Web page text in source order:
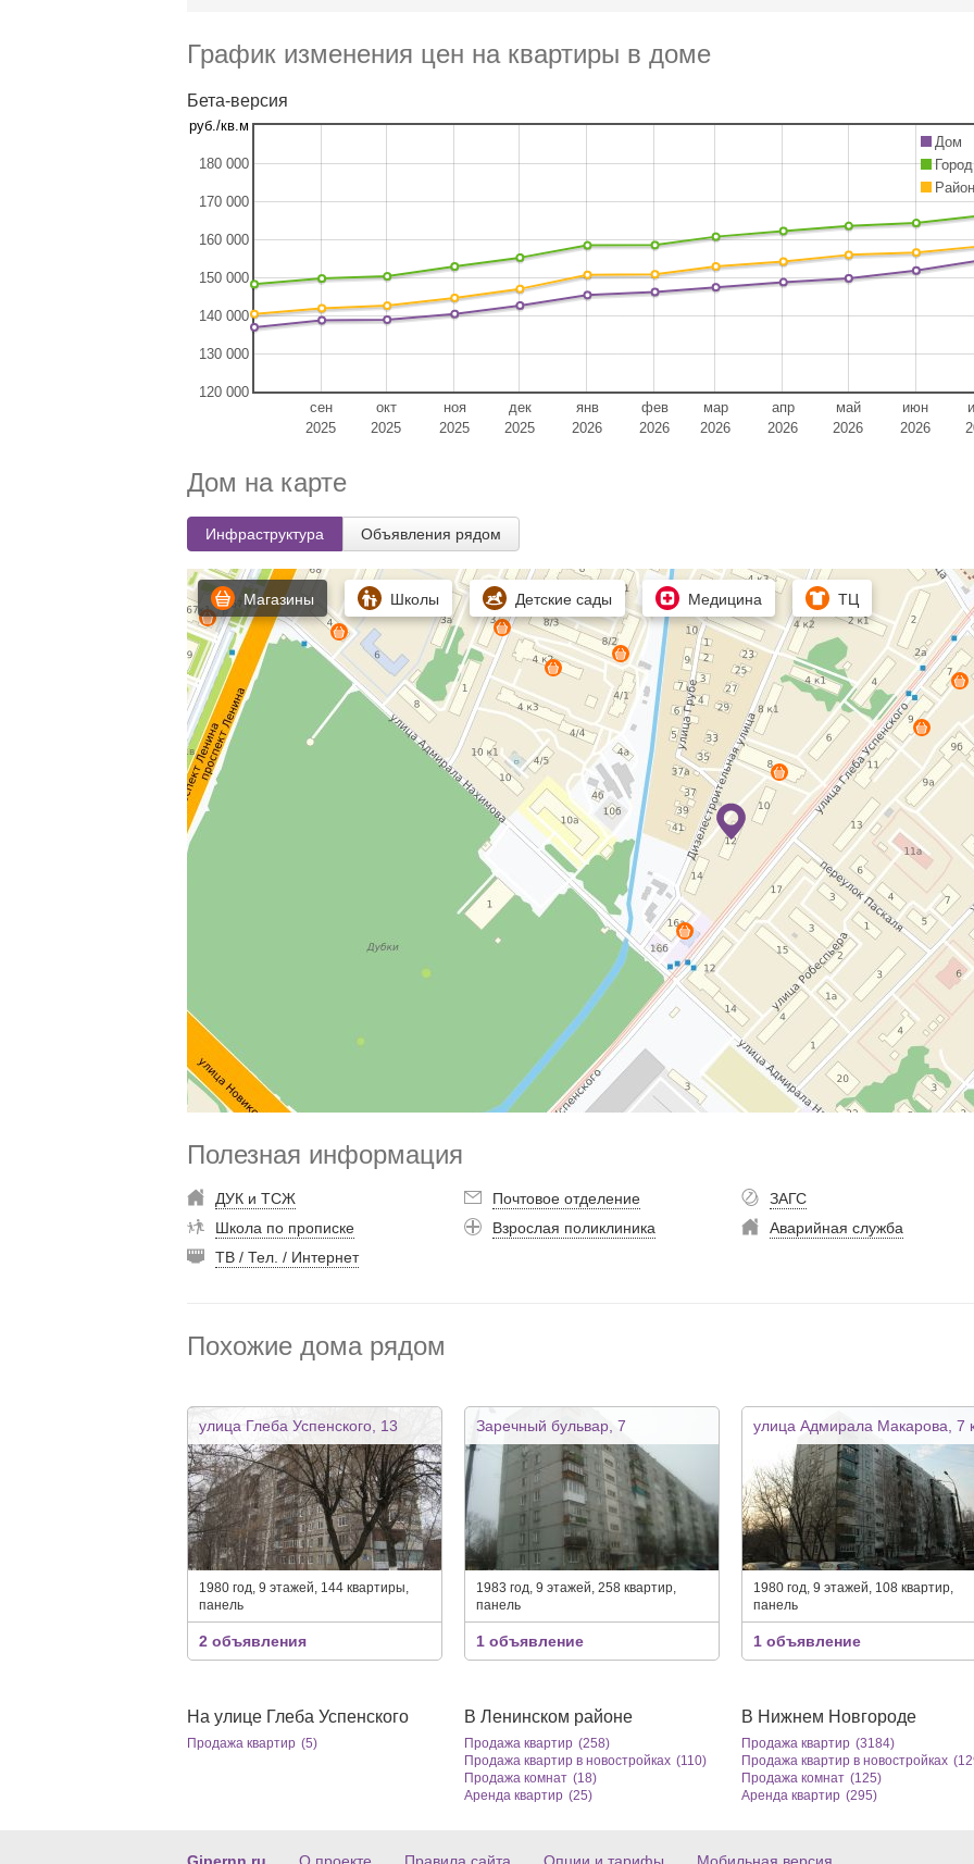
График изменения цен на квартиры в доме
Бета-версия
сен
2025
окт
2025
ноя
2025
дек
2025
янв
2026
фев
2026
мар
2026
апр
2026
май
2026
июн
2026
120 000
130 000
140 000
150 000
160 000
170 000
180 000
руб./кв.м
Дом
Город
Район
Дом на карте
Инфраструктура Объявления рядом
Магазины Школы Детские сады Медицина ТЦ
Полезная информация
ДУК и ТСЖ Почтовое отделение
ЗАГС
Школа по прописке
Взрослая поликлиника
Аварийная служба
ТВ / Тел. / Интернет
Похожие дома рядом
улица Глеба Успенского, 13
1980 год, 9 этажей, 144 квартиры,
панель
2 объявления
Заречный бульвар, 7
1983 год, 9 этажей, 258 квартир,
панель
1 объявление
улица Адмирала Макарова, 7
1980 год, 9 этажей, 108 квартир,
панель
1 объявление
На улице Глеба Успенского
Продажа квартир (5)
В Ленинском районе
Продажа квартир (258)
Продажа квартир в новостройках (110)
Продажа комнат (18)
Аренда квартир (25)
В Нижнем Новгороде
Продажа квартир (3184)
Продажа квартир в новостройках
Продажа комнат (125)
Аренда квартир (295)